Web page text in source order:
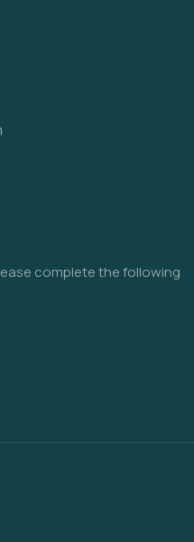
complete the following